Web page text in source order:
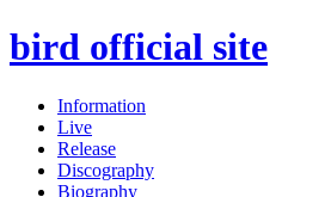
bird official site
Information
Live
Release
Discography
Biography